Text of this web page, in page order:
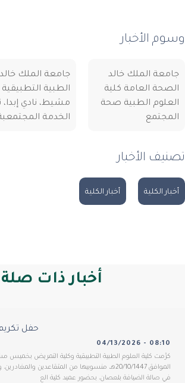
الأخبار
الملك خالد
العامة كلية
الطبية صحة
جامعة الملك خالد،
الطبية
مشيط، نادي إبدا،
الخدمة المجتمعبة.
الأخبار
الكلية أخبار الكلية
أخبار ذات صلة
حفل تكريم
04/13/2026 - 08:10
كرَّمت كلية العلوم الطبية التطبيقية وكلية التمريض بخميس
الموافق 20/10/1447هـ، منسوبيها من المتقاعدين
في صالة الضيافة بلعصان، بحضور عميد كلية الع